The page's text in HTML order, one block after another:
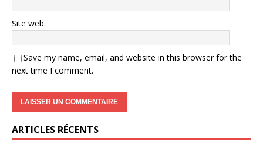
Site web
Save my name, email, and website in this browser for the
next time I comment.
ARTICLES RÉCENTS